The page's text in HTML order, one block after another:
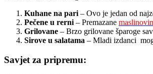
Kuhane na pari – Ovo je jedan od
Pečene u rerni – Premazane
Grilovane – Brzo grilovane šparoge
Sirove u salatama – Mladi izdanci
Savjet za pripremu: